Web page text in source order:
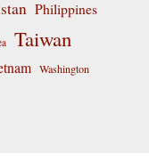
Philippines
Taiwan
Washington